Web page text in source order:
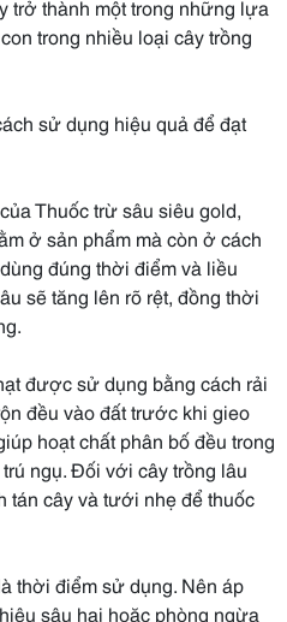
trở thành một trong những lựa
trong nhiều loại cây trồng
sử dụng hiệu quả để đạt
Thuốc trừ sâu siêu gold,
ở sản phẩm mà còn ở cách
đúng thời điểm và liều
sẽ tăng lên rõ rệt, đồng thời
được sử dụng bằng cách rải
đều vào đất trước khi gieo
hoạt chất phân bố đều trong
ngụ. Đối với cây trồng lâu
tán cây và tưới nhẹ để thuốc
thời điểm sử dụng. Nên áp
sâu hại hoặc phòng ngừa